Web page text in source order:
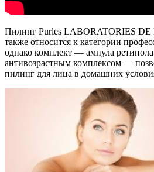
Пилинг Purles LABORATORIES
также относится к категории
однако комплект — ампула
антивозрастным комплексом —
пилинг для лица в домашних